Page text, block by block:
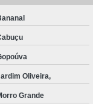
Oliveira,
Grande